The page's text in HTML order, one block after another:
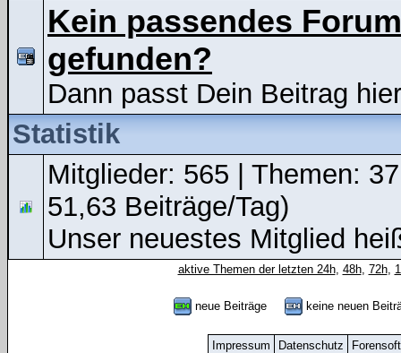
Kein passendes Forum
gefunden?
Dann passt Dein Beitrag
Statistik
Mitglieder: 565 | Themen:
51,63 Beiträge/Tag)
Unser neuestes Mitglied
aktive Themen der letzten 24h, 48h, 72h,
neue Beiträge keine neuen
Impressum Datenschutz